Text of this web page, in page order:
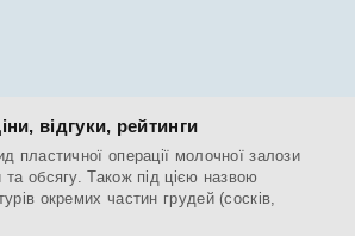
відгуки, рейтинги
пластичної операції молочної залози
обсягу. Також під цією назвою
окремих частин грудей (сосків,